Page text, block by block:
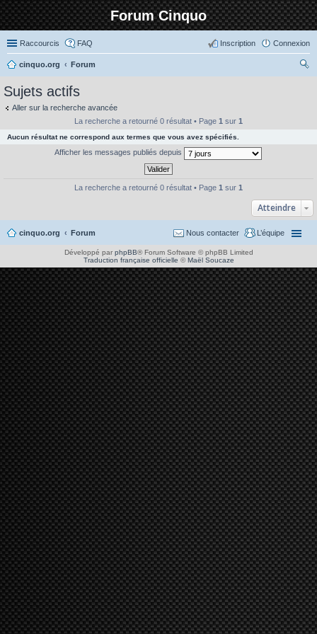
Forum Cinquo
Raccourcis FAQ Connexion
Inscription
cinquo.org
Forum
Sujets actifs
Aller sur la recherche avancée
La recherche a retourné 0 résultat • Page 1 sur 1
Aucun résultat ne correspond aux termes que vous avez spécifiés.
Afficher les messages publiés depuis
La recherche a retourné 0 résultat • Page 1 sur 1
Atteindre
cinquo.org Forum L’équipe
Nous contacter
Développé par phpBB® Forum Software © phpBB Limited
Traduction française officielle ©Maël Soucaze